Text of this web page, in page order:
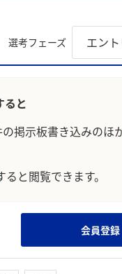
選考フェーズ
ると
掲示板書き込みのほ
ると閲覧できます。
会員登